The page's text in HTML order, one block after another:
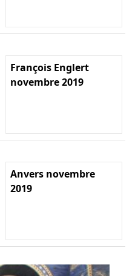
François Englert
novembre 2019
Anvers novembre
2019